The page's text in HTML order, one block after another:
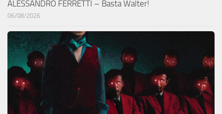
ALESSANDRO FERRETTI – Basta Walter!
06/08/2026